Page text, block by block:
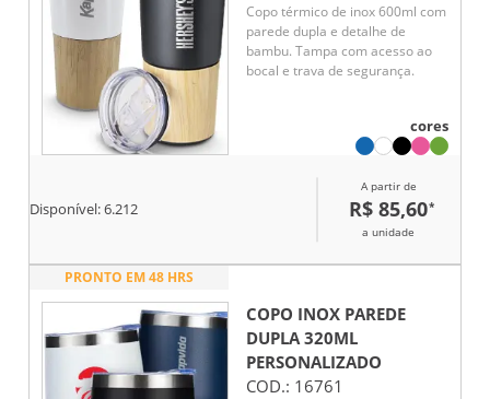
Copo térmico de inox 600ml com
parede dupla e detalhe de
bambu. Tampa com acesso ao
bocal e trava de segurança.
cores
Disponível:6.212
A partir de
R$ 85,60*
a unidade
PRONTO EM 48 HRS
COPO INOX PAREDE
DUPLA 320ML
PERSONALIZADO
COD.: 16761